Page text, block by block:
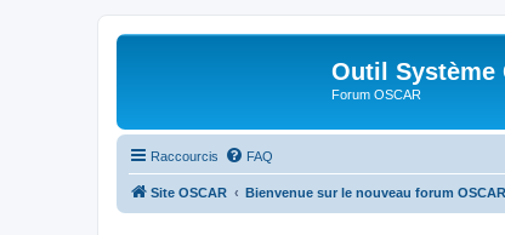
Outil Système
Forum OSCAR
Raccourcis FAQ
Site OSCAR Bienvenue sur le nouveau forum OSCAR